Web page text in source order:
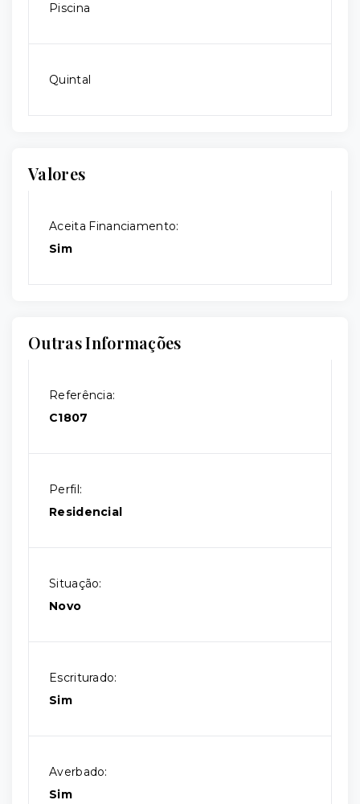
Piscina
Quintal
Valores
Aceita Financiamento:
Sim
Outras Informações
Referência:
C1807
Perfil:
Residencial
Situação:
Novo
Escriturado:
Sim
Averbado:
Sim